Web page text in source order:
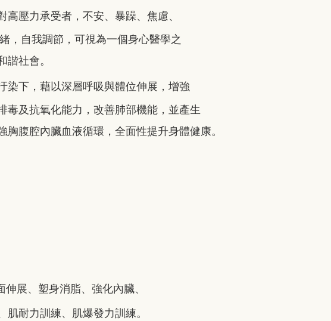
高壓力承受者，不安、暴躁、焦慮、
緒，自我調節，可視為一個身心醫學之
諧社會。
染下，藉以深層呼吸與體位伸展，增強
毒及抗氧化能力，改善肺部機能，並產生
胸腹腔內臟血液循環，全面性提升身體健康。
展、塑身消脂、強化內臟、
肌耐力訓練、肌爆發力訓練。